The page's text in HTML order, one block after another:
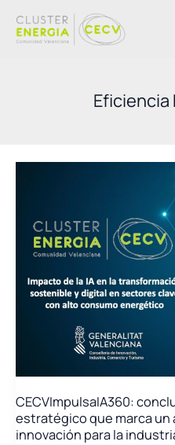
contenido
CECVImpulsaIA360:
estratégico que marca un
innovación para la